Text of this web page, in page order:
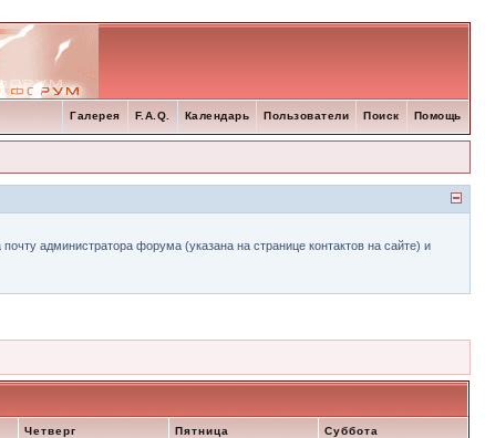
Помощь
Поиск
Пользователи
Календарь
F.A.Q.
Галерея
администратора форума (указана на странице контактов на сайте) и
Четверг Пятница Суббота